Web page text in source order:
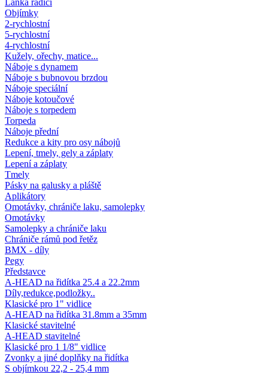
Objímky
2-rychlostní
5-rychlostní
4-rychlostní
Kužely, ořechy, matice...
Náboje s dynamem
Náboje s bubnovou brzdou
Náboje speciální
Náboje kotoučové
Náboje s torpedem
Torpeda
Náboje přední
Redukce a kity pro osy nábojů
Lepení, tmely, gely a záplaty
Lepení a záplaty
Tmely
Pásky na galusky a pláště
Aplikátory
Omotávky, chrániče laku, samolepky
Omotávky
Samolepky a chrániče laku
Chrániče rámů pod řetěz
BMX - díly
Pegy
Představce
A-HEAD na řidítka 25.4 a 22.2mm
Díly,redukce,podložky..
Klasické pro 1" vidlice
A-HEAD na řidítka 31.8mm a 35mm
Klasické stavitelné
A-HEAD stavitelné
Klasické pro 1 1/8" vidlice
Zvonky a jiné doplňky na řidítka
S objímkou 22,2 - 25,4 mm